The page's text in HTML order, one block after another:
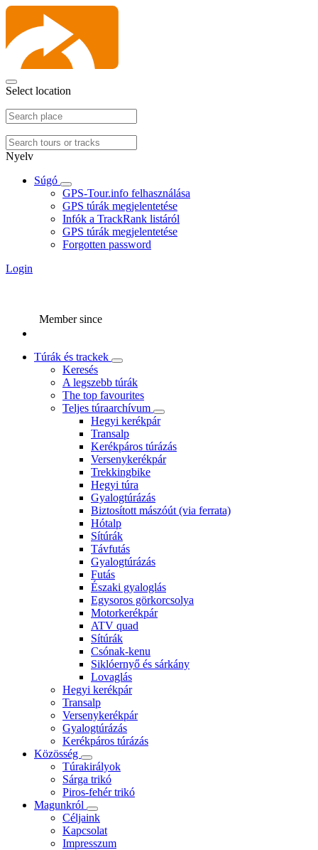
Select location
Nyelv
Súgó
GPS-Tour.info felhasználása
GPS túrák megjelentetése
Infók a TrackRank listáról
GPS túrák megjelentetése
Forgotten password
Login
Member since
Túrák és trackek
Keresés
A legszebb túrák
The top favourites
Teljes túraarchívum
Hegyi kerékpár
Transalp
Kerékpáros túrázás
Versenykerékpár
Trekkingbike
Hegyi túra
Gyalogtúrázás
Biztosított mászóút (via ferrata)
Hótalp
Sítúrák
Távfutás
Gyalogtúrázás
Futás
Északi gyaloglás
Egysoros görkorcsolya
Motorkerékpár
ATV quad
Sítúrák
Csónak-kenu
Siklóernyő és sárkány
Lovaglás
Hegyi kerékpár
Transalp
Versenykerékpár
Gyalogtúrázás
Kerékpáros túrázás
Közösség
Túrakirályok
Sárga trikó
Piros-fehér trikó
Magunkról
Céljaink
Kapcsolat
Impresszum